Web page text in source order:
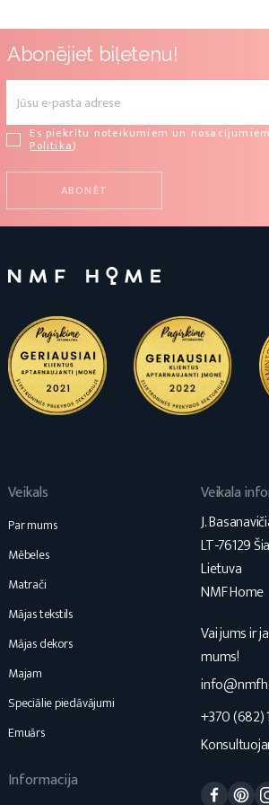
Abonējiet biļetenu!
Es piekrītu noteikumiem un
Politika)
Veikals
Par mums
Mēbeles
Matrači
Mājas tekstils
Mājas dekors
Majam
Speciālie piedāvājumi
Emuārs
Informacija
Veikala
J.
LT-76129
Lietuva
NMF Home
Vai jums ir
mums!
+370 (682)